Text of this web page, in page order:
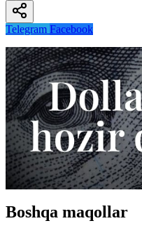
Telegram Facebook
Boshqa maqollar